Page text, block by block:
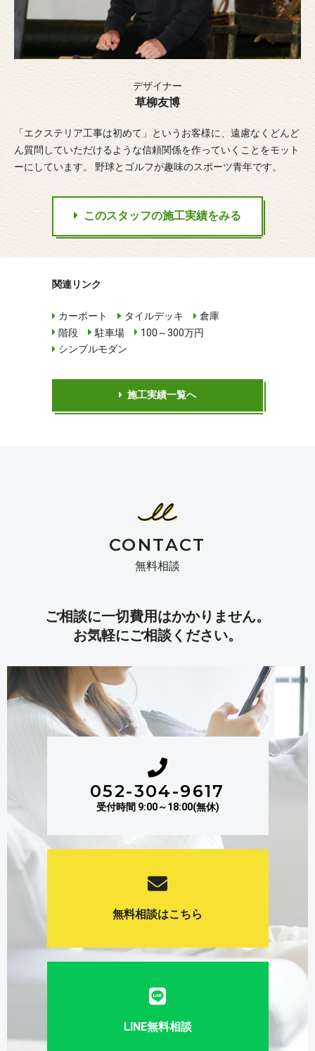
デザイナー
草柳友博
「エクステリア工事は初めて」というお客様に、遠慮なくどんど
ん質問していただけるような信頼関係を作っていくことをモット
ーにしています。 野球とゴルフが趣味のスポーツ青年です。
このスタッフの施工実績をみる
関連リンク
カーポート タイルデッキ
倉庫
階段
駐車場
100～300万円
シンプルモダン
施工実績一覧へ
CONTACT
無料相談
ご相談に一切費用はかかりません。
お気軽にご相談ください。
052-304-9617
受付時間 9:00～18:00(無休)
無料相談はこちら
LINE無料相談